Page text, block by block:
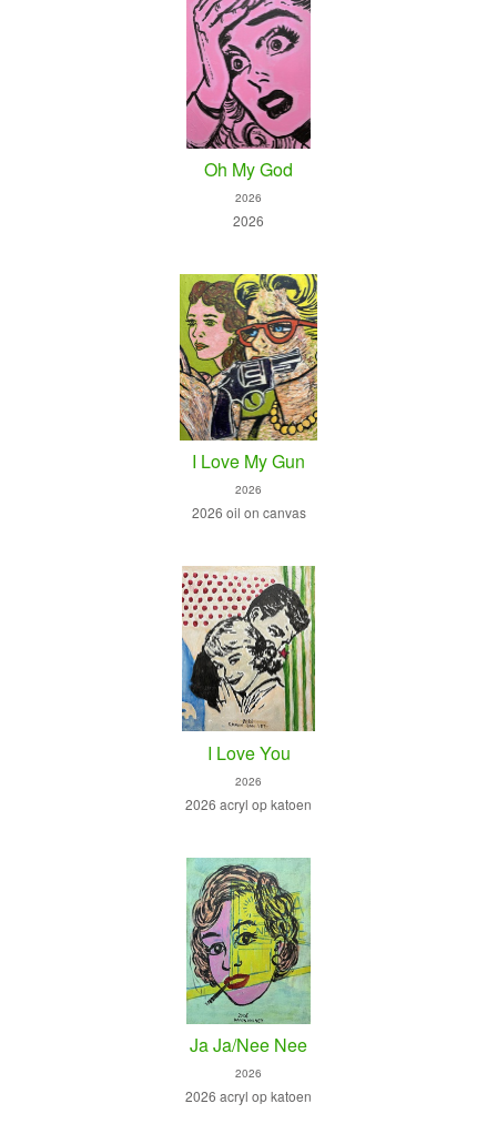
Oh My God
2026
2026
I Love My Gun
2026
2026 oil on canvas
I Love You
2026
2026 acryl op katoen
Ja Ja/Nee Nee
2026
2026 acryl op katoen